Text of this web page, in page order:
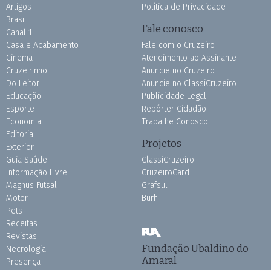
Artigos
Brasil
Canal 1
Casa e Acabamento
Cinema
Cruzeirinho
Do Leitor
Educação
Esporte
Economia
Editorial
Exterior
Guia Saúde
Informação Livre
Magnus Futsal
Motor
Pets
Receitas
Revistas
Necrologia
Presença
Política de Privacidade
Fale conosco
Fale com o Cruzeiro
Atendimento ao Assinante
Anuncie no Cruzeiro
Anuncie no ClassiCruzeiro
Publicidade Legal
Repórter Cidadão
Trabalhe Conosco
Projetos
ClassiCruzeiro
CruzeiroCard
Grafsul
Burh
Fundação Ubaldino do
Amaral